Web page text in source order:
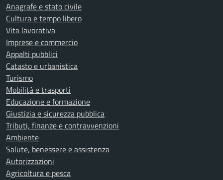
Anagrafe e stato civile
Cultura e tempo libero
Vita lavorativa
Imprese e commercio
Appalti pubblici
Catasto e urbanistica
Turismo
Mobilità e trasporti
Educazione e formazione
Giustizia e sicurezza pubblica
Tributi, finanze e contravvenzioni
Ambiente
Salute, benessere e assistenza
Autorizzazioni
Agricoltura e pesca